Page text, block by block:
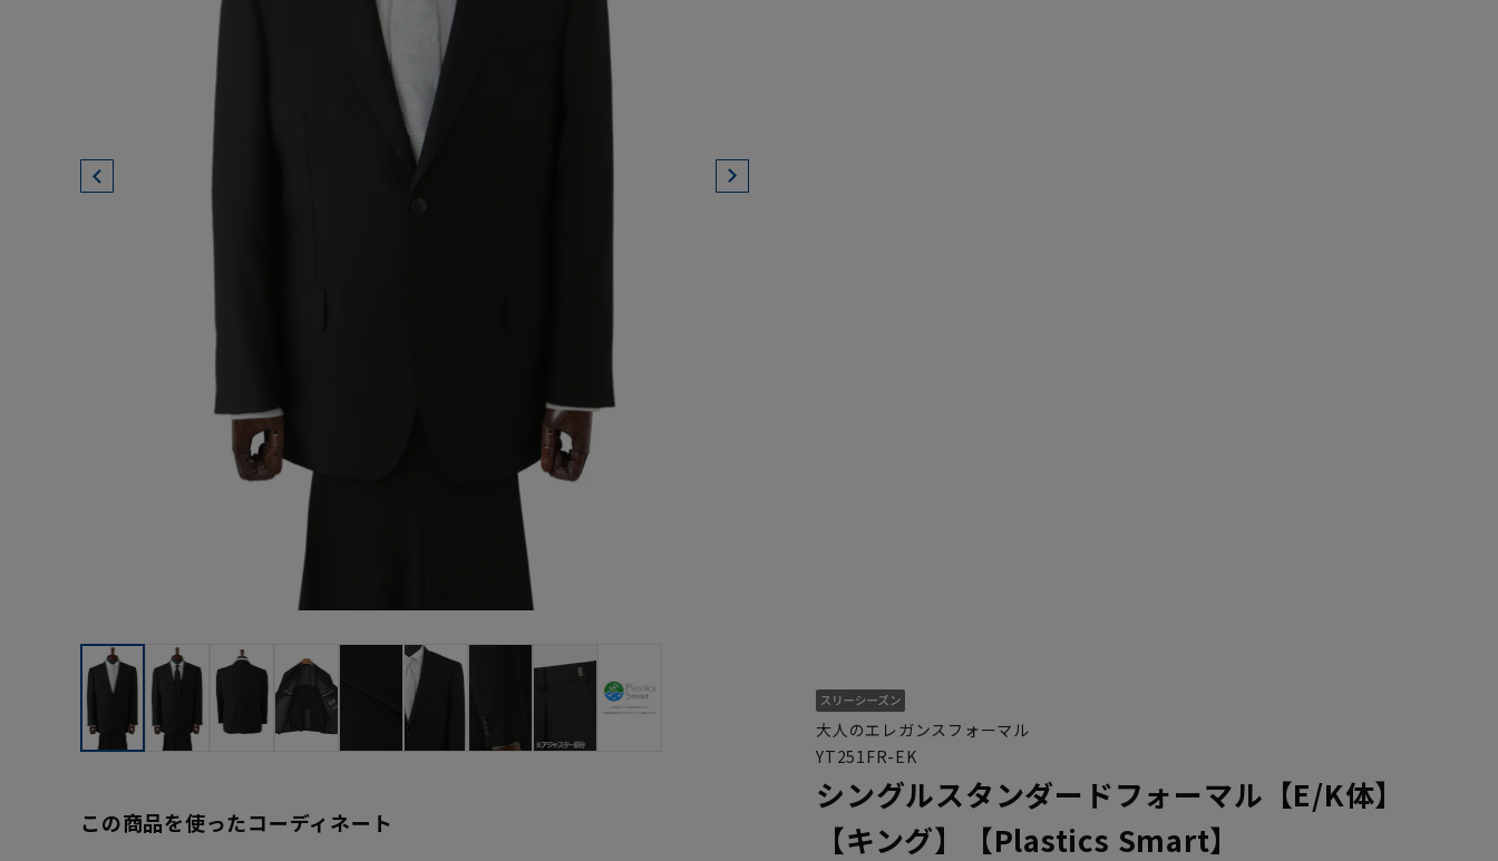
この商品を使ったコーディネート
大人のエレガンスフォーマル
YT251FR-EK
シングルスタンダードフォーマル【E/K体】
【キング】【Plastics Smart】